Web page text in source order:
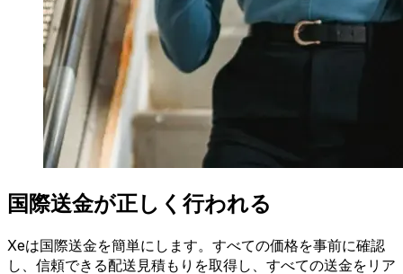
国際送金が正しく行われる
Xeは国際送金を簡単にします。すべての価格を事前に確認
し、信頼できる配送見積もりを取得し、すべての送金をリア